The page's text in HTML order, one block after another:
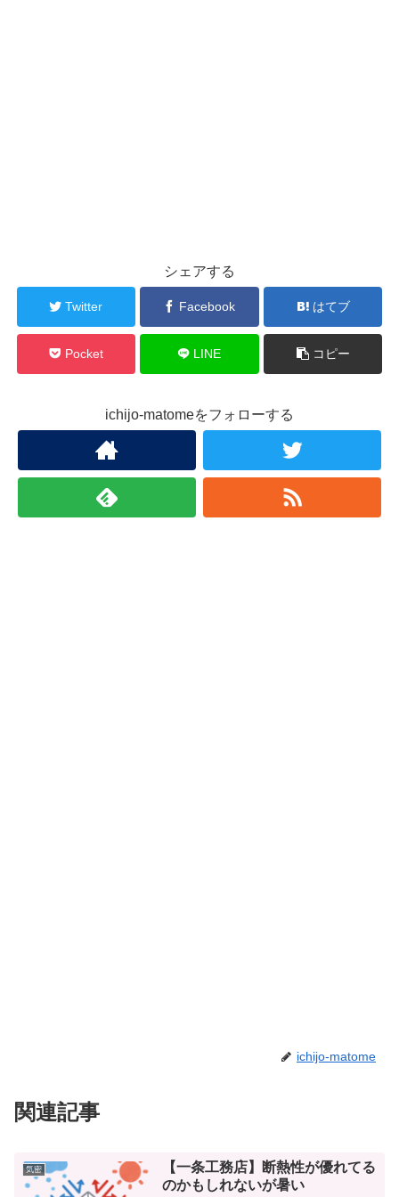
シェアする
Twitter Facebook はてブ
Pocket LINE コピー
ichijo-matomeをフォローする
ichijo-matome
関連記事
気密
【一条工務店】断熱性が優れてる
のかもしれないが暑い